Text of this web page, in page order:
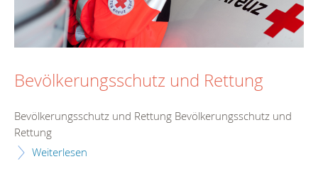
Bevölkerungsschutz und Rettung
Bevölkerungsschutz und Rettung Bevölkerungsschutz und
Rettung
Weiterlesen